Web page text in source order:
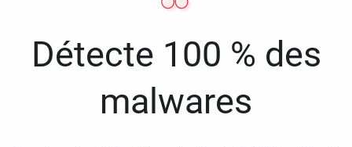
Détecte 100 % des
malwares